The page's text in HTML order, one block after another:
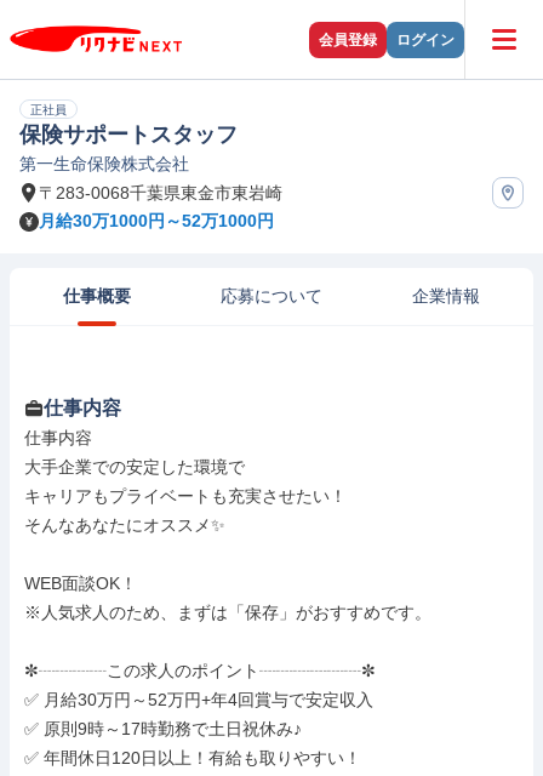
会員登録 ログイン
正社員
保険サポートスタッフ
第一生命保険株式会社
〒283-0068千葉県東金市東岩崎
月給30万1000円～52万1000円
仕事概要 応募について 企業情報
仕事内容
仕事内容
大手企業での安定した環境で
キャリアもプライベートも充実させたい！
そんなあなたにオススメ✨
WEB面談OK！
※人気求人のため、まずは「保存」がおすすめです。
✼┈┈┈┈この求人のポイント┈┈┈┈┈┈✼
✅ 月給30万円～52万円+年4回賞与で安定収入
✅ 原則9時～17時勤務で土日祝休み♪
✅ 年間休日120日以上！有給も取りやすい！